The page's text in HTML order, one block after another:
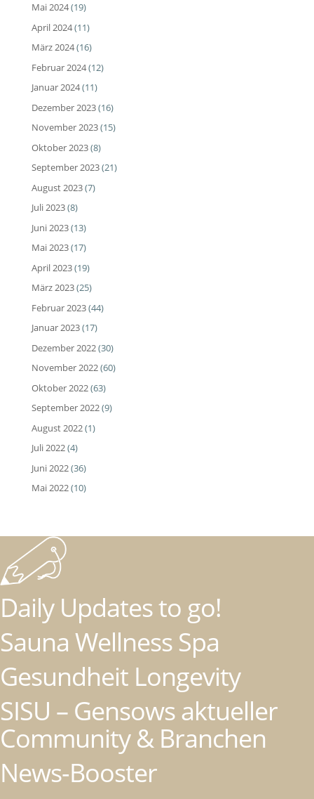
Mai 2024(19)
April 2024(11)
März 2024(16)
Februar 2024(12)
Januar 2024(11)
Dezember 2023(16)
November 2023(15)
Oktober 2023(8)
September 2023(21)
August 2023(7)
Juli 2023(8)
Juni 2023(13)
Mai 2023(17)
April 2023(19)
März 2023(25)
Februar 2023(44)
Januar 2023(17)
Dezember 2022(30)
November 2022(60)
Oktober 2022(63)
September 2022(9)
August 2022(1)
Juli 2022(4)
Juni 2022(36)
Mai 2022(10)
Daily Updates to go!
Sauna Wellness Spa
Gesundheit Longevity
SISU – Gensows aktueller
Community & Branchen
News-Booster